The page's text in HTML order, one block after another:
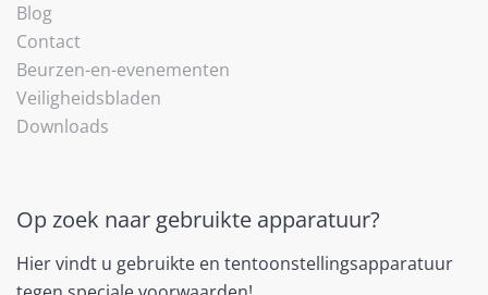
Blog
Contact
Beurzen-en-evenementen
Veiligheidsbladen
Downloads
Op zoek naar gebruikte apparatuur?
Hier vindt u gebruikte en tentoonstellingsapparatuur